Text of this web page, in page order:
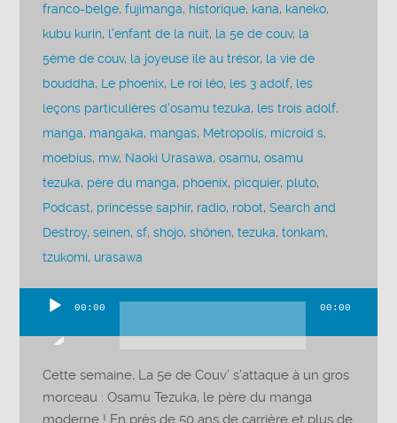
franco-belge,fujimanga, historique, kana, kaneko,
kubu kurin, l'enfant de la nuit, la 5e de couv, la
5ème de couv, la joyeuse île au trésor, la vie de
bouddha, Le phoenix, Le roi léo, les 3 adolf, les
leçons particulières d'osamu tezuka, les trois adolf,
manga, mangaka, mangas, Metropolis, microid s,
moebius, mw, Naoki Urasawa,osamu,osamu
tezuka, père du manga, phoenix, picquier, pluto,
Podcast, princesse saphir, radio, robot,Search and
Destroy,seinen,sf,shojo,shônen,tezuka,tonkam,
tzukomi, urasawa
audio
00:00 00:00
Cette semaine, La 5e de Couv’ s’attaque à un gros
morceau : Osamu Tezuka, le père du manga
moderne ! En près de 50 ans de carrière et plus de